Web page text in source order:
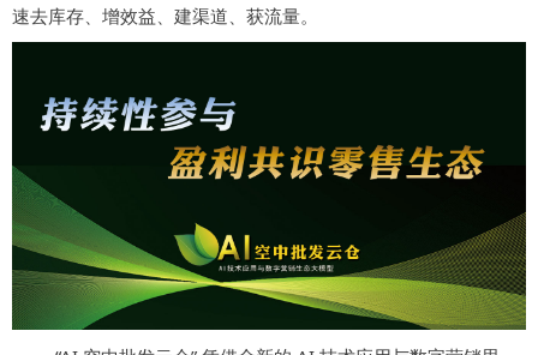
速去库存、增效益、建渠道、获流量。